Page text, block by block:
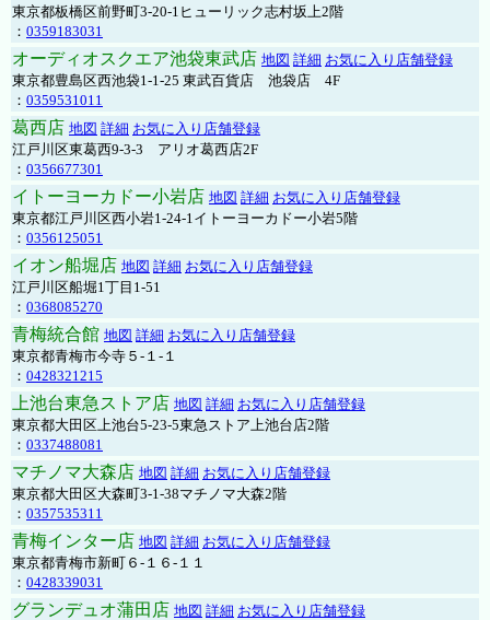
東京都板橋区前野町3-20-1ヒューリック志村坂上2階
： 0359183031
オーディオスクエア池袋東武店 地図 詳細 お気に入り店舗登録
東京都豊島区西池袋1-1-25 東武百貨店 池袋店 4F
： 0359531011
葛西店 地図 詳細 お気に入り店舗登録
江戸川区東葛西9-3-3 アリオ葛西店2F
： 0356677301
イトーヨーカドー小岩店 地図 詳細 お気に入り店舗登録
東京都江戸川区西小岩1-24-1イトーヨーカドー小岩5階
： 0356125051
イオン船堀店 地図 詳細 お気に入り店舗登録
江戸川区船堀1丁目1-51
： 0368085270
青梅統合館 地図 詳細 お気に入り店舗登録
東京都青梅市今寺５-１-１
： 0428321215
上池台東急ストア店 地図 詳細 お気に入り店舗登録
東京都大田区上池台5-23-5東急ストア上池台店2階
： 0337488081
マチノマ大森店 地図 詳細 お気に入り店舗登録
東京都大田区大森町3-1-38マチノマ大森2階
： 0357535311
青梅インター店 地図 詳細 お気に入り店舗登録
東京都青梅市新町６-１６-１１
： 0428339031
グランデュオ蒲田店 地図 詳細 お気に入り店舗登録